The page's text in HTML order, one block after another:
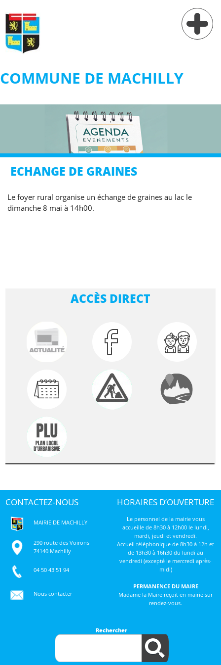
COMMUNE DE MACHILLY
Vie pratique
Services
Village
Contact
ECHANGE DE GRAINES
Le foyer rural organise un échange de graines au lac le
dimanche 8 mai à 14h00.
ACCÈS DIRECT
CONTACTEZ-NOUS
MAIRIE DE MACHILLY
290 route des Voirons
74140 Machilly
04 50 43 51 94
Nous contacter
HORAIRES D’OUVERTURE
Le personnel de la mairie vous
accueille de 8h30 à 12h00 le lundi,
mardi, jeudi et vendredi.
Accueil téléphonique de 8h30 à 12h et
de 13h30 à 16h30 du lundi au
vendredi (excepté le mercredi après-
midi)
PERMANENCE DU MAIRE
Madame la Maire reçoit en mairie sur
rendez-vous.
Rechercher